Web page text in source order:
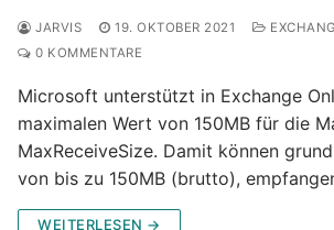
JARVIS 19. OKTOBER 2021
0 KOMMENTARE
Microsoft unterstützt in Exchange
maximalen Wert von 150MB für die
MaxReceiveSize. Damit können
von bis zu 150MB (brutto),
WEITERLESEN →